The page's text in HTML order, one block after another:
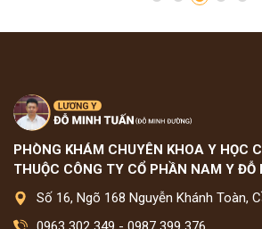
PHÒNG KHÁM CHUYÊN KHOA Y HỌC
THUỘC CÔNG TY CỔ PHẦN NAM Y ĐỖ
Số 16, Ngõ 168 Nguyễn Khánh Toàn,